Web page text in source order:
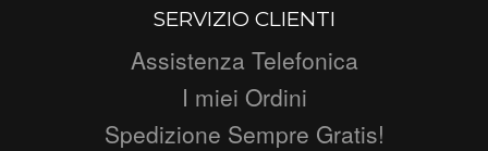
SERVIZIO CLIENTI
Assistenza Telefonica
I miei Ordini
Spedizione Sempre Gratis!